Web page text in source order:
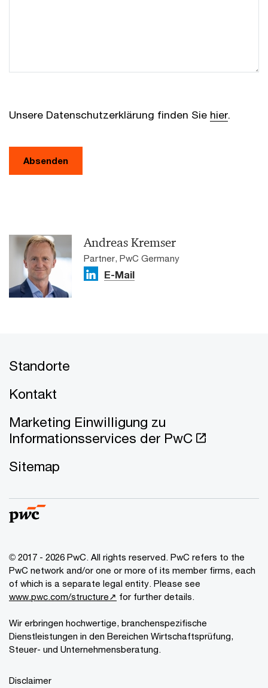
Unsere Datenschutzerklärung finden Sie hier.
Absenden
Andreas Kremser
Partner, PwC Germany
E-Mail
Standorte
Kontakt
Marketing Einwilligung zu
Informationsservices der PwC
Sitemap
© 2017 - 2026 PwC. All rights reserved. PwC refers to the
PwC network and/or one or more of its member firms, each
of which is a separate legal entity. Please see
www.pwc.com/structure↗ for further details.
Wir erbringen hochwertige, branchenspezifische
Dienstleistungen in den Bereichen Wirtschaftsprüfung,
Steuer- und Unternehmensberatung.
Disclaimer